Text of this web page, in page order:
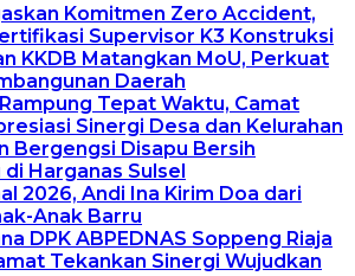
Komitmen Zero Accident,
Supervisor K3 Konstruksi
KKDB Matangkan MoU, Perkuat
Daerah
Tepat Waktu, Camat
Sinergi Desa dan Kelurahan
Bergengsi Disapu Bersih
Harganas Sulsel
2026, Andi Ina Kirim Doa dari
Anak Barru
DPK ABPEDNAS Soppeng Riaja
Tekankan Sinergi Wujudkan